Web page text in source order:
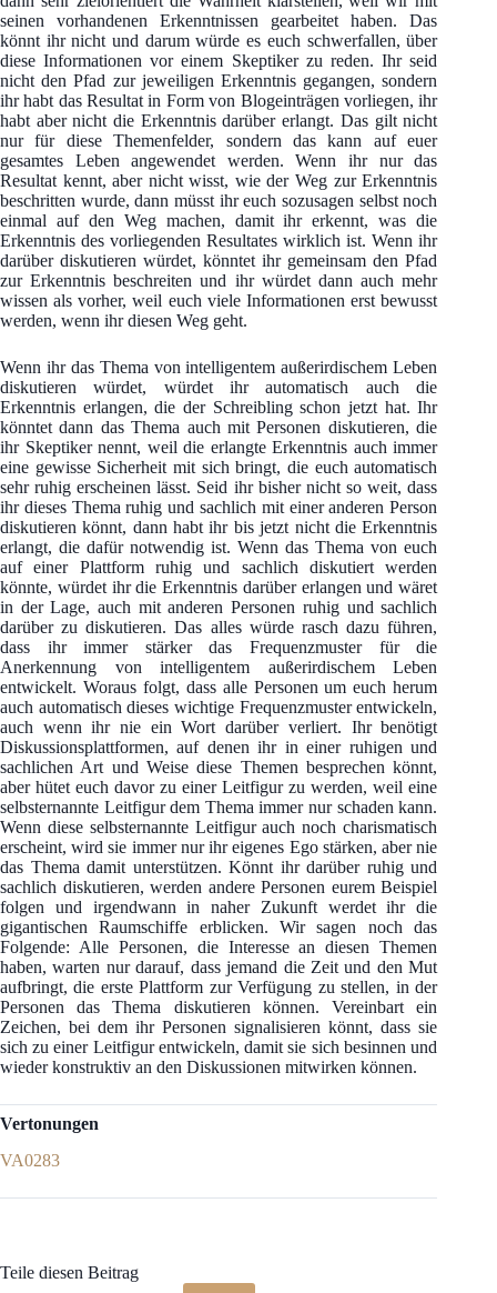
seinen vorhandenen Erkenntnissen gearbeitet haben. Das
könnt ihr nicht und darum würde es euch schwerfallen, über
diese Informationen vor einem Skeptiker zu reden. Ihr seid
nicht den Pfad zur jeweiligen Erkenntnis gegangen, sondern
ihr habt das Resultat in Form von Blogeinträgen vorliegen, ihr
habt aber nicht die Erkenntnis darüber erlangt. Das gilt nicht
nur für diese Themenfelder, sondern das kann auf euer
gesamtes Leben angewendet werden. Wenn ihr nur das
Resultat kennt, aber nicht wisst, wie der Weg zur Erkenntnis
beschritten wurde, dann müsst ihr euch sozusagen selbst noch
einmal auf den Weg machen, damit ihr erkennt, was die
Erkenntnis des vorliegenden Resultates wirklich ist. Wenn ihr
darüber diskutieren würdet, könntet ihr gemeinsam den Pfad
zur Erkenntnis beschreiten und ihr würdet dann auch mehr
wissen als vorher, weil euch viele Informationen erst bewusst
werden, wenn ihr diesen Weg geht.
Wenn ihr das Thema von intelligentem außerirdischem Leben
diskutieren würdet, würdet ihr automatisch auch die
Erkenntnis erlangen, die der Schreibling schon jetzt hat. Ihr
könntet dann das Thema auch mit Personen diskutieren, die
ihr Skeptiker nennt, weil die erlangte Erkenntnis auch immer
eine gewisse Sicherheit mit sich bringt, die euch automatisch
sehr ruhig erscheinen lässt. Seid ihr bisher nicht so weit, dass
ihr dieses Thema ruhig und sachlich mit einer anderen Person
diskutieren könnt, dann habt ihr bis jetzt nicht die Erkenntnis
erlangt, die dafür notwendig ist. Wenn das Thema von euch
auf einer Plattform ruhig und sachlich diskutiert werden
könnte, würdet ihr die Erkenntnis darüber erlangen und wäret
in der Lage, auch mit anderen Personen ruhig und sachlich
darüber zu diskutieren. Das alles würde rasch dazu führen,
dass ihr immer stärker das Frequenzmuster für die
Anerkennung von intelligentem außerirdischem Leben
entwickelt. Woraus folgt, dass alle Personen um euch herum
auch automatisch dieses wichtige Frequenzmuster entwickeln,
auch wenn ihr nie ein Wort darüber verliert. Ihr benötigt
Diskussionsplattformen, auf denen ihr in einer ruhigen und
sachlichen Art und Weise diese Themen besprechen könnt,
aber hütet euch davor zu einer Leitfigur zu werden, weil eine
selbsternannte Leitfigur dem Thema immer nur schaden kann.
Wenn diese selbsternannte Leitfigur auch noch charismatisch
erscheint, wird sie immer nur ihr eigenes Ego stärken, aber nie
das Thema damit unterstützen. Könnt ihr darüber ruhig und
sachlich diskutieren, werden andere Personen eurem Beispiel
folgen und irgendwann in naher Zukunft werdet ihr die
gigantischen Raumschiffe erblicken. Wir sagen noch das
Folgende: Alle Personen, die Interesse an diesen Themen
haben, warten nur darauf, dass jemand die Zeit und den Mut
aufbringt, die erste Plattform zur Verfügung zu stellen, in der
Personen das Thema diskutieren können. Vereinbart ein
Zeichen, bei dem ihr Personen signalisieren könnt, dass sie
sich zu einer Leitfigur entwickeln, damit sie sich besinnen und
wieder konstruktiv an den Diskussionen mitwirken können.
Vertonungen
VA0283
Teile diesen Beitrag